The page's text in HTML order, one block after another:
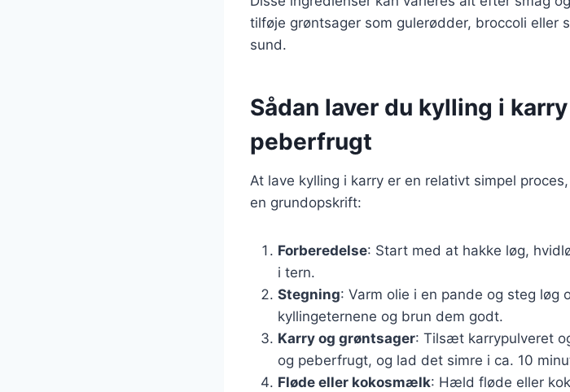
tilføje grøntsager som gulerødder, broccoli eller
sund.
Sådan laver du kylling i
peberfrugt
At lave kylling i karry er en relativt simpel
en grundopskrift:
Forberedelse: Start med at hakke løg,
i tern.
Stegning: Varm olie i en pande og steg
kyllingeternene og brun dem godt.
Karry og grøntsager: Tilsæt karrypulveret
og peberfrugt, og lad det simre i ca. 10
Fløde eller kokosmælk: Hæld fløde eller